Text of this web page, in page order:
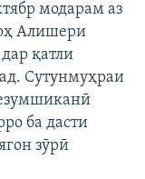
модарам аз
Алишери
қатли
Сутунмуҳраи
ба дасти
зӯрӣ